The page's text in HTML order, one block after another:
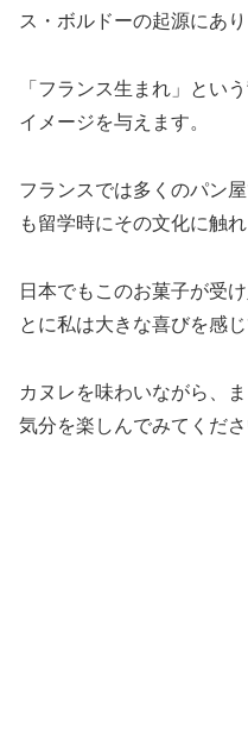
ス・ボルドーの起源にあり
「フランス生まれ」とい
イメージを与えます。
フランスでは多くのパン
も留学時にその文化に触れ
日本でもこのお菓子が受
とに私は大きな喜びを感じ
カヌレを味わいながら、
気分を楽しんでみてくださ